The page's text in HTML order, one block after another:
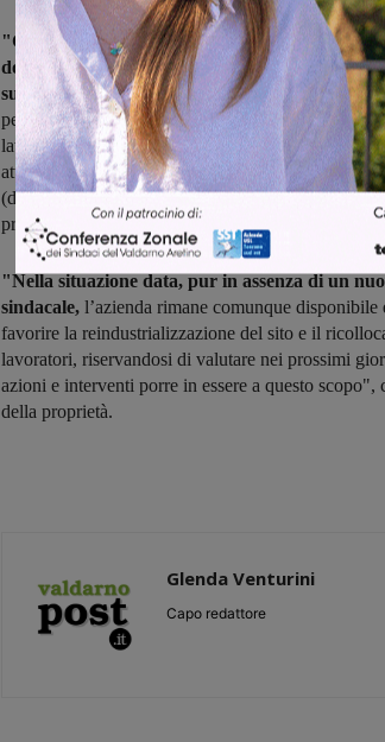
"Gli accordi sottoscritti tra le parti lo scorso 24
dopo quello siglato lo scorso 2 ottobre 2018
successivi sottoscritti nel 2019 e 2020
– ricorda
permesso in questi anni di trovare soluzioni per
lavoratori. Mentre per i 110 dipendenti di Figline
attività produttive sono cessate a fine 2018)
(data ultima di scadenza dalla CIGS), gli accordi
previsto la possibilità di un ulteriore contributo
"Nella situazione data, pur in assenza di un
sindacale, l’azienda rimane comunque disponibile
favorire la reindustrializzazione del sito e il
lavoratori, riservandosi di valutare nei prossimi
azioni e interventi porre in essere a questo scopo",
della proprietà.
Glenda Venturini
Capo redattore